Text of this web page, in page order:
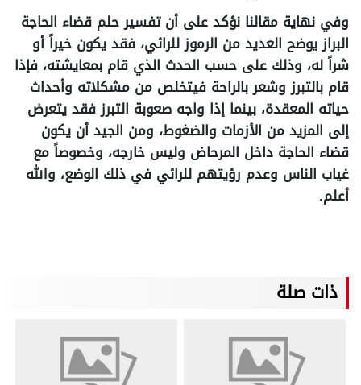
وفي نهاية مقالنا نؤكد على أن تفسير حلم قضاء الحاجة
البراز يوضح العديد من الرموز للرائي، فقد يكون خيراً أو
شراً له، وذلك على حسب الحدث الذي قام بمعايشته، فإذا
قام بالتبرز وشعر بالراحة فيتخلص من مشكلاته وأحداث
حياته المعقدة، بينما إذا واجه صعوبة التبرز فقد يتعرض
إلى المزيد من الأزمات والضغوط، ومن الجيد أن يكون
قضاء الحاجة داخل المرحاض وليس خارجه، وخصوصاً مع
غياب الناس وعدم رؤيتهم للرائي في ذلك الوضع، والله
أعلم.
ذات صلة